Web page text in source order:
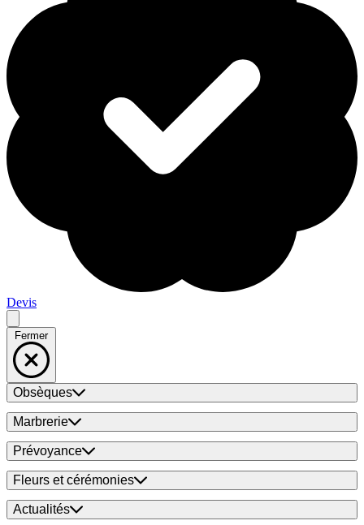
Devis
Fermer
Obsèques
Marbrerie
Prévoyance
Fleurs et cérémonies
Actualités